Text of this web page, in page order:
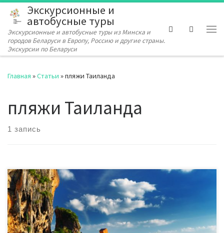
Перейти к содержимому
Экскурсионные и
автобусные туры
Экскурсионные и автобусные туры из Минска и
городов Беларуси в Европу, Россию и другие страны.
Экскурсии по Беларуси
Search
Главная »Статьи »пляжи Таиланда
пляжи Таиланда
1 запись
С 1 февраля 2018 года 24 популярных туристических пляжа в
15 приморских провинциях Таиланда
объявлены несигаретными зонами. Каждый, кто курит,
засоряет окурками сигарет или выбрасывает сигаретные